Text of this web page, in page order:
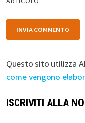
Questo sito utilizza
come vengono
ISCRIVITI ALLA